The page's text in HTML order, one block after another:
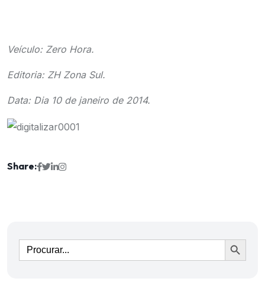
Veículo: Zero Hora.
Editoria: ZH Zona Sul.
Data: Dia 10 de janeiro de 2014.
Share:
Ir